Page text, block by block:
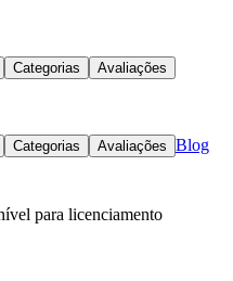
Categorias Avaliações
Categorias Avaliações Blog
para licenciamento